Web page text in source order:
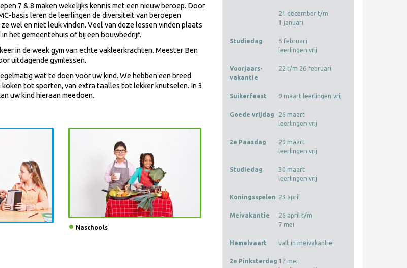
7 & 8 maken wekelijks kennis met een nieuw beroep. Door
basis leren de leerlingen de diversiteit van beroepen
wel en niet leuk vinden. Veel van deze lessen vinden plaats
het gemeentehuis of bij een bouwbedrijf.
in de week gym van echte vakleerkrachten. Meester Ben
uitdagende gymlessen.
wat te doen voor uw kind. We hebben een breed
koken tot sporten, van extra taalles tot lekker knutselen. In 3
uw kind hieraan meedoen.
Naschools
21 december t/m
1 januari
Studiedag
5 februari
leerlingen vrij
Voorjaars-
vakantie
22 t/m 26 februari
Suikerfeest 9 maart leerlingen vrij
Goede vrijdag
26 maart
leerlingen vrij
2e Paasdag
29 maart
leerlingen vrij
Studiedag
30 maart
leerlingen vrij
Koningsspelen 23 april
Meivakantie
26 april t/m
7 mei
Hemelvaart valt in meivakantie
2e Pinksterdag 17 mei